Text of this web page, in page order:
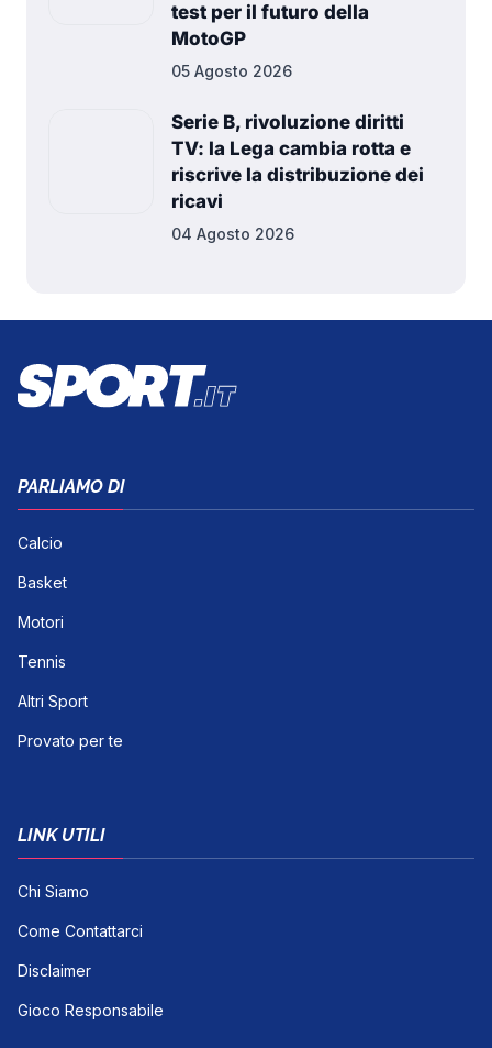
test per il futuro della
MotoGP
05 Agosto 2026
Serie B, rivoluzione diritti
TV: la Lega cambia rotta e
riscrive la distribuzione dei
ricavi
04 Agosto 2026
PARLIAMO DI
Calcio
Basket
Motori
Tennis
Altri Sport
Provato per te
LINK UTILI
Chi Siamo
Come Contattarci
Disclaimer
Gioco Responsabile